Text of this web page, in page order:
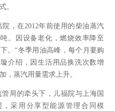
。
，在2012年前使用的柴油蒸汽
。因设备老化，燃烧效率降至
。“冬季用油高峰，每个月要购
介绍，因生活用品换洗次数增
，蒸汽用量需求上升。
局的牵头下，儿福院与上海国
采用分享型能源管理合同模